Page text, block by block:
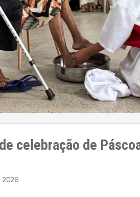
celebração de
2026